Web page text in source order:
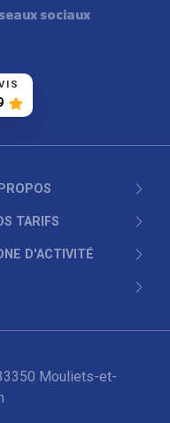
sociaux
TARIFS
D'ACTIVITÉ
Mouliets-et-